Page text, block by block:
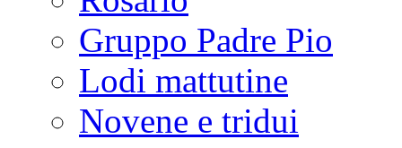
Gruppo Padre Pio
Lodi mattutine
Novene e tridui